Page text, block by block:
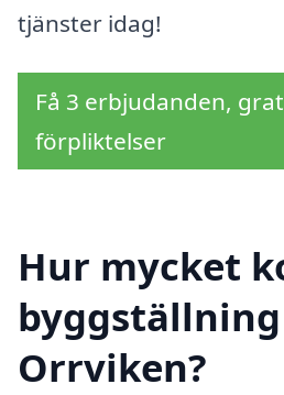
tjänster idag!
Få 3 erbjudanden,
förpliktelser
Hur mycket
Orrviken?